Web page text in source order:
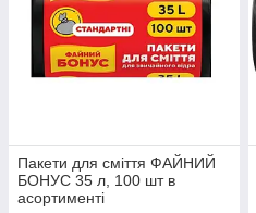
Пакети для смiття ФАЙНИЙ
БОНУС 35 л, 100 шт в
асортименті